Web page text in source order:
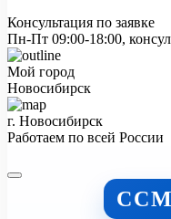
Консультация по заявке
Пн-Пт 09:00-18:00,
Мой город
Новосибирск
г. Новосибирск
Работаем по всей России